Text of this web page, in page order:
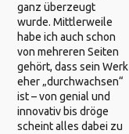
ganz überzeugt
wurde. Mittlerweile
habe ich auch schon
von mehreren Seiten
gehört, dass sein Werk
eher „durchwachsen“
ist – von genial und
innovativ bis dröge
scheint alles dabei zu